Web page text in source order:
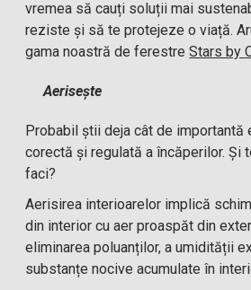
vremea să cauți soluții mai
reziste și să te protejeze o viață.
gama noastră de ferestreStars by
Aerisește
Probabil știi deja cât de importantă
corectă și regulată a încăperilor. Și
faci?
Aerisirea interioarelor implică
din interior cu aer proaspăt din
eliminarea poluanților, a umidității
substanțe nocive acumulate în